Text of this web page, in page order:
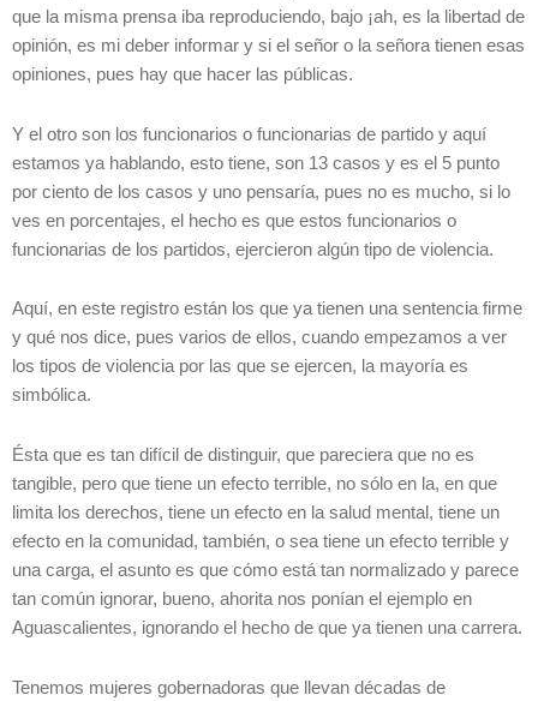
que la misma prensa iba reproduciendo, bajo ¡ah, es la libertad de
opinión, es mi deber informar y si el señor o la señora tienen esas
opiniones, pues hay que hacer las públicas.
Y el otro son los funcionarios o funcionarias de partido y aquí
estamos ya hablando, esto tiene, son 13 casos y es el 5 punto
por ciento de los casos y uno pensaría, pues no es mucho, si lo
ves en porcentajes, el hecho es que estos funcionarios o
funcionarias de los partidos, ejercieron algún tipo de violencia.
Aquí, en este registro están los que ya tienen una sentencia firme
y qué nos dice, pues varios de ellos, cuando empezamos a ver
los tipos de violencia por las que se ejercen, la mayoría es
simbólica.
Ésta que es tan difícil de distinguir, que pareciera que no es
tangible, pero que tiene un efecto terrible, no sólo en la, en que
limita los derechos, tiene un efecto en la salud mental, tiene un
efecto en la comunidad, también, o sea tiene un efecto terrible y
una carga, el asunto es que cómo está tan normalizado y parece
tan común ignorar, bueno, ahorita nos ponían el ejemplo en
Aguascalientes, ignorando el hecho de que ya tienen una carrera.
Tenemos mujeres gobernadoras que llevan décadas de